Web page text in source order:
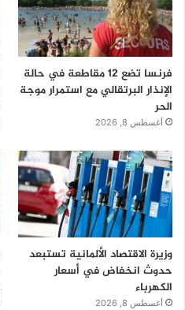
فرنسا تضع 12 مقاطعة في حالة
الإنذار البرتقالي مع استمرار موجة
الحر
أغسطس 8, 2026
وزيرة الاقتصاد الألمانية تستبعد
حدوث انخفاض في أسعار
الكهرباء
أغسطس 8, 2026